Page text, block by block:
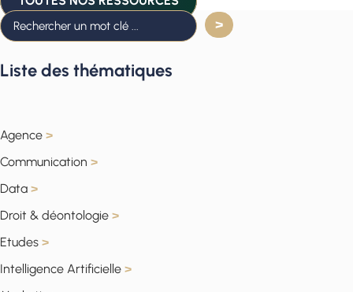
Liste des thématiques
Agence >
Communication >
Data >
Droit & déontologie >
Etudes >
Intelligence Artificielle >